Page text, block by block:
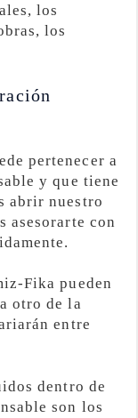
los
los
pertenecer a
y que tiene
abrir nuestro
asesorarte con
Fika pueden
otro de la
entre
dentro de
son los